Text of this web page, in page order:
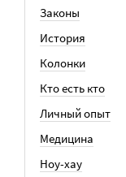
Законы
История
Колонки
Кто есть кто
Личный опыт
Медицина
Ноу-хау